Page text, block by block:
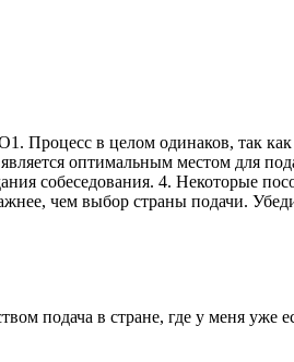
Процесс в целом одинаков, так
оптимальным местом для
собеседования. 4. Некоторые
чем выбор страны подачи.
подача в стране, где у меня уже